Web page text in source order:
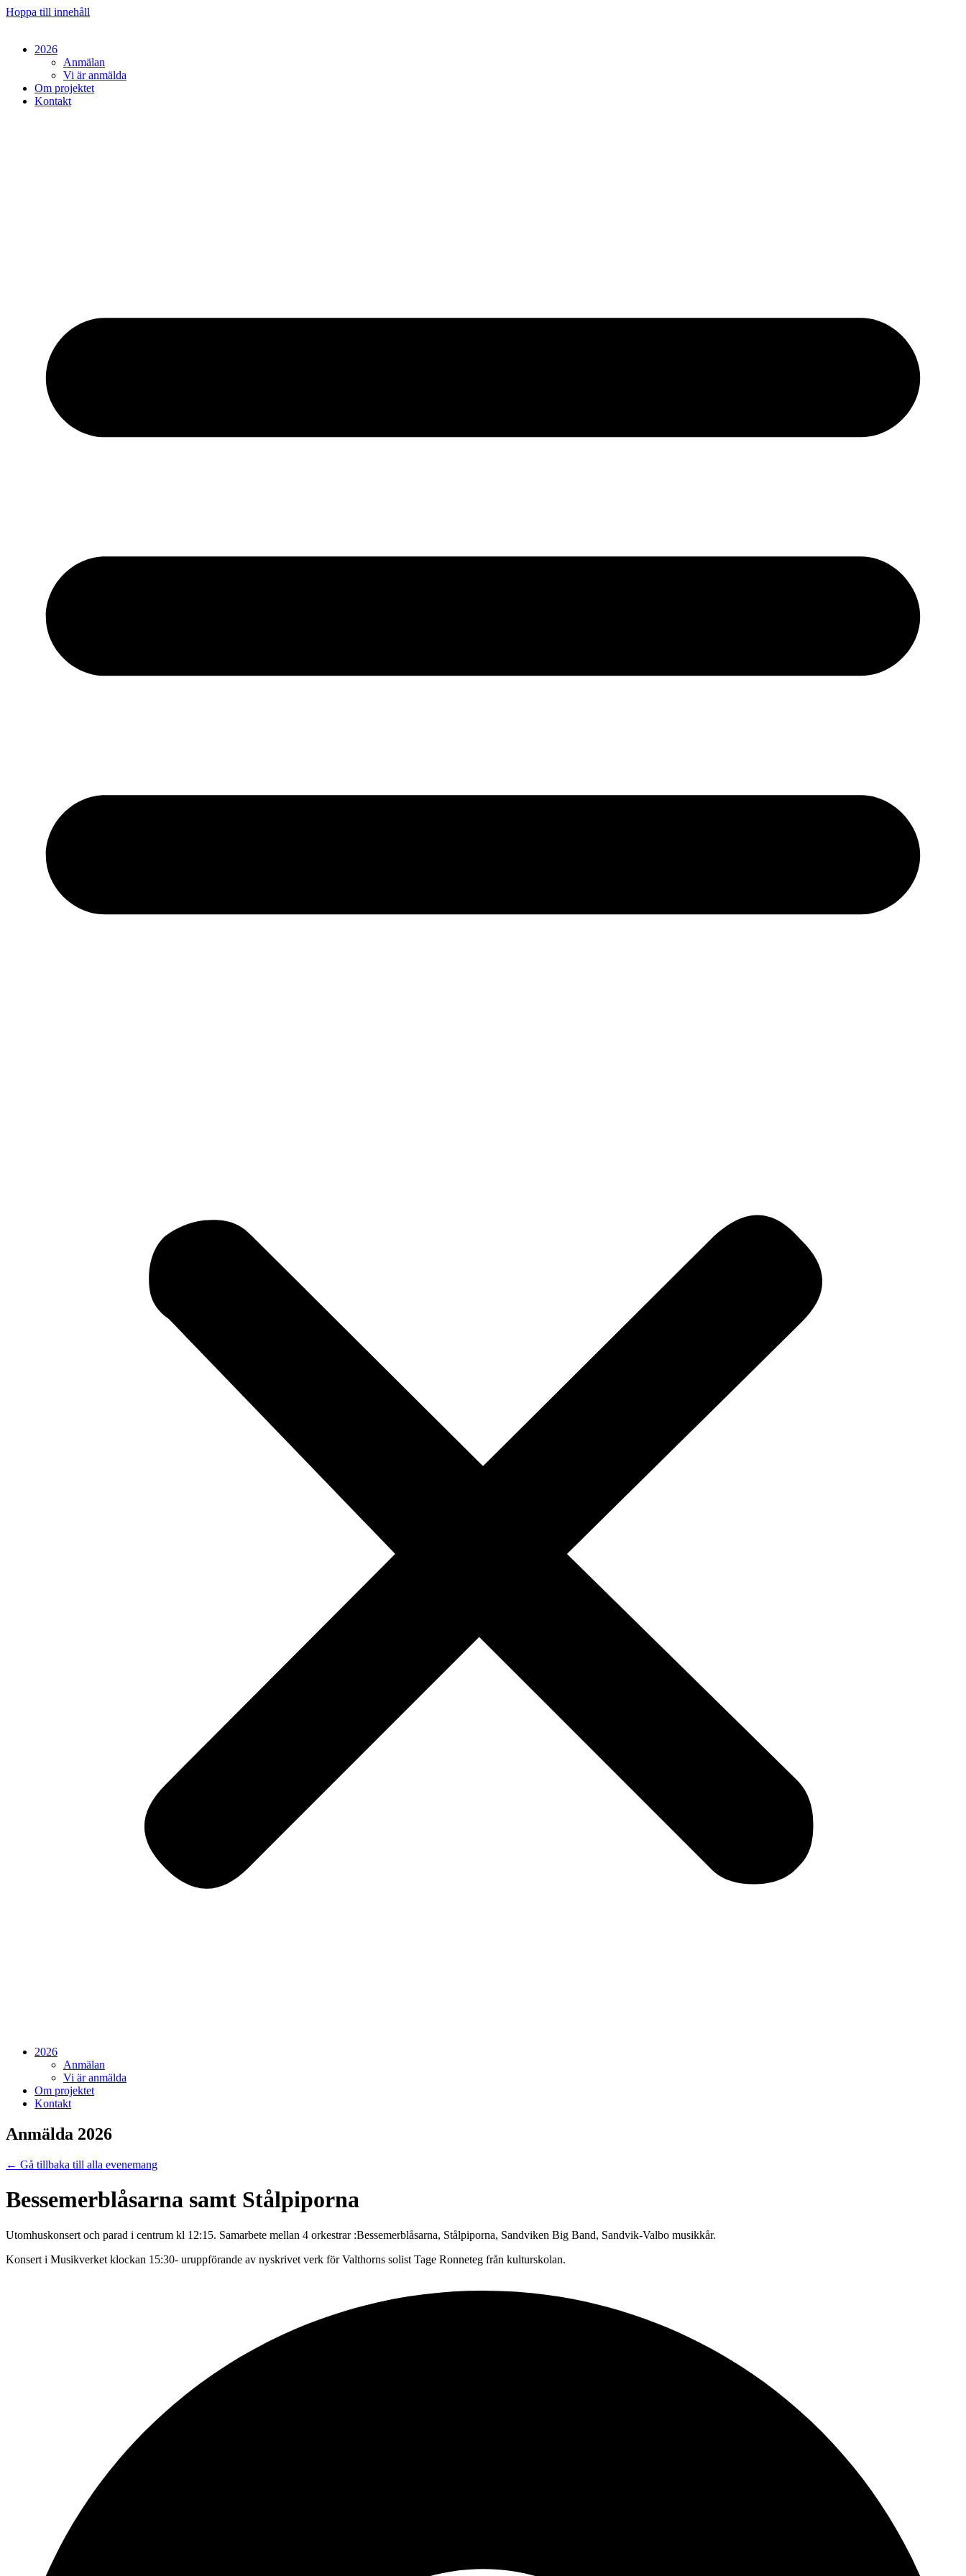
Hoppa till innehåll
2026
Anmälan
Vi är anmälda
Om projektet
Kontakt
2026
Anmälan
Vi är anmälda
Om projektet
Kontakt
Anmälda 2026
← Gå tillbaka till alla evenemang
Bessemerblåsarna samt Stålpiporna
Utomhuskonsert och parad i centrum kl 12:15. Samarbete mellan 4 orkestrar :Bessemerblåsarna, Stålpiporna, Sandviken Big Band, Sandvik-Valbo musikkår.
Konsert i Musikverket klockan 15:30- uruppförande av nyskrivet verk för Valthorns solist Tage Ronneteg från kulturskolan.